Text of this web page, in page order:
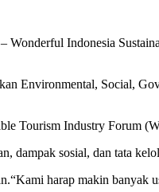
Wonderful Indonesia
Environmental, Social,
Tourism Industry Forum
dampak sosial, dan tata
harap makin banyak